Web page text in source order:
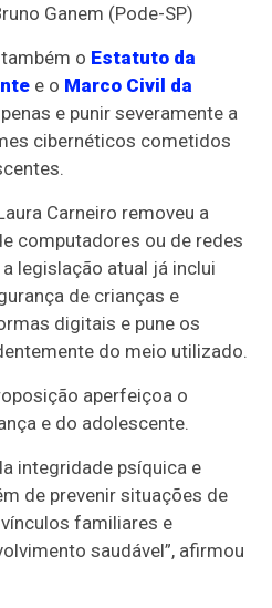
Ganem (Pode-SP)
o Estatuto da
e o Marco Civil da
e punir severamente a
cibernéticos cometidos
Carneiro removeu a
computadores ou de redes
legislação atual já inclui
de crianças e
digitais e pune os
do meio utilizado.
aperfeiçoa o
e do adolescente.
integridade psíquica e
de prevenir situações de
familiares e
saudável”, afirmou